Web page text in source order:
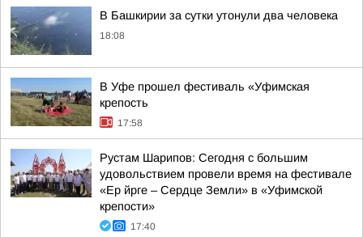
В Башкирии за сутки утонули два человека
18:08
В Уфе прошел фестиваль «Уфимская
крепость
17:58
Рустам Шарипов: Сегодня с большим
удовольствием провели время на фестивале
«Ер йрге – Сердце Земли» в «Уфимской
крепости»
17:40